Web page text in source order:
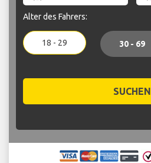
Alter des Fahrers:
18 - 29 30 - 69
SUCHEN